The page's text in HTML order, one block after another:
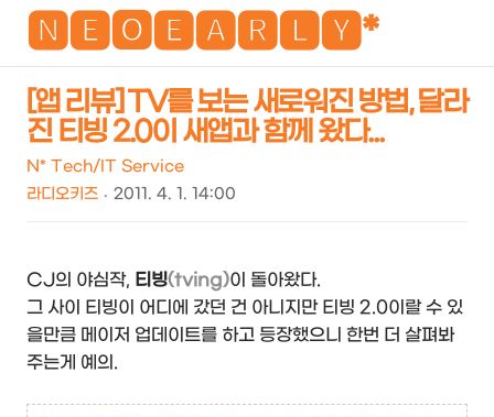
🅽🅴🅾🅴🅰🆁🅻🆈*
[앱 리뷰] TV를 보는 새로워진 방법, 달라
진 티빙 2.0이 새앱과 함께 왔다...
N* Tech/IT Service
라디오키즈
2011. 4. 1. 14:00
CJ의 야심작, 티빙(tving)이 돌아왔다.
그 사이 티빙이 어디에 갔던 건 아니지만 티빙 2.0이랄 수 있
을만큼 메이저 업데이트를 하고 등장했으니 한번 더 살펴봐
주는게 예의.